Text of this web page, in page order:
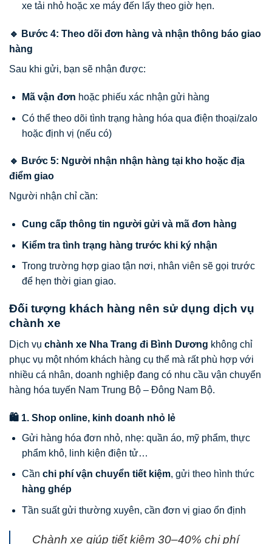
xe tải nhỏ hoặc xe máy đến lấy theo giờ hẹn.
🔹 Bước 4: Theo dõi đơn hàng và nhận thông báo giao
hàng
Sau khi gửi, bạn sẽ nhận được:
Mã vận đơn hoặc phiếu xác nhận gửi hàng
Có thể theo dõi tình trạng hàng hóa qua điện thoại/zalo
hoặc định vị (nếu có)
🔹 Bước 5: Người nhận nhận hàng tại kho hoặc địa
điểm giao
Người nhận chỉ cần:
Cung cấp thông tin người gửi và mã đơn hàng
Kiểm tra tình trạng hàng trước khi ký nhận
Trong trường hợp giao tận nơi, nhân viên sẽ gọi trước
để hẹn thời gian giao.
Đối tượng khách hàng nên sử dụng dịch vụ
chành xe
Dịch vụ chành xe Nha Trang đi Bình Dương không chỉ
phục vụ một nhóm khách hàng cụ thể mà rất phù hợp với
nhiều cá nhân, doanh nghiệp đang có nhu cầu vận chuyển
hàng hóa tuyến Nam Trung Bộ – Đông Nam Bộ.
🛍️ 1. Shop online, kinh doanh nhỏ lẻ
Gửi hàng hóa đơn nhỏ, nhẹ: quần áo, mỹ phẩm, thực
phẩm khô, linh kiện điện tử…
Cần chi phí vận chuyển tiết kiệm, gửi theo hình thức
hàng ghép
Tần suất gửi thường xuyên, cần đơn vị giao ổn định
Chành xe giúp tiết kiệm 30–40% chi phí